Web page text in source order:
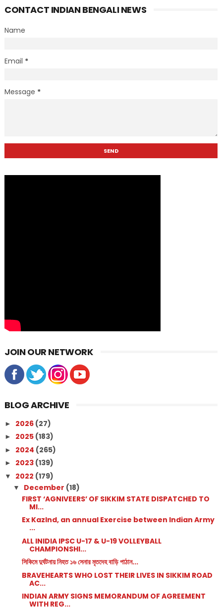
CONTACT INDIAN BENGALI NEWS
Name
Email *
Message *
JOIN OUR NETWORK
BLOG ARCHIVE
► 2026 (27)
► 2025 (183)
► 2024 (265)
► 2023 (139)
▼ 2022 (179)
▼ December (18)
FIRST ‘AGNIVEERS’ OF SIKKIM STATE DISPATCHED TO
MI...
Ex KazInd, an annual Exercise between Indian Army
...
ALL INIDIA IPSC U-17 & U-19 VOLLEYBALL
CHAMPIONSHI...
সিকিমে দুর্ঘটনায় নিহত ১৬ সেনার মৃতদেহ বাড়ি পাঠান...
BRAVEHEARTS WHO LOST THEIR LIVES IN SIKKIM ROAD
AC...
INDIAN ARMY SIGNS MEMORANDUM OF AGREEMENT
WITH REG...